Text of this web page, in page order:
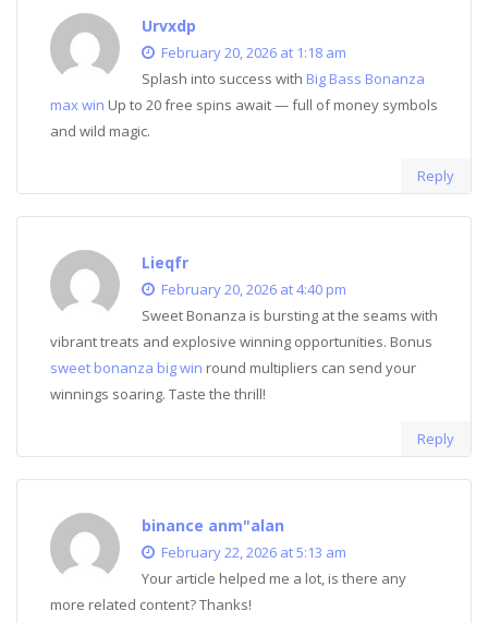
Urvxdp
February 20, 2026 at 1:18 am
Splash into success with Big Bass Bonanza
max win Up to 20 free spins await — full of money symbols
and wild magic.
Reply
Lieqfr
February 20, 2026 at 4:40 pm
Sweet Bonanza is bursting at the seams with
vibrant treats and explosive winning opportunities. Bonus
sweet bonanza big win round multipliers can send your
winnings soaring. Taste the thrill!
Reply
binance anm"alan
February 22, 2026 at 5:13 am
Your article helped me a lot, is there any
more related content? Thanks!